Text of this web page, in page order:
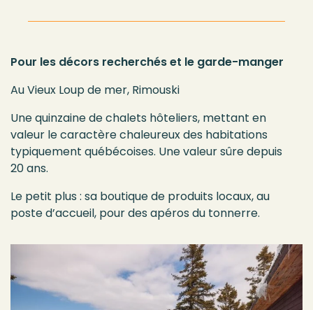
Pour les décors recherchés et le garde-manger
Au Vieux Loup de mer, Rimouski
Une quinzaine de chalets hôteliers, mettant en
valeur le caractère chaleureux des habitations
typiquement québécoises. Une valeur sûre depuis
20 ans.
Le petit plus : sa boutique de produits locaux, au
poste d’accueil, pour des apéros du tonnerre.